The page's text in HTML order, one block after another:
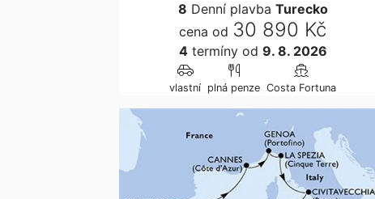
8 Denní plavba Turecko
cena od 30 890 Kč
4termínyod 9. 8. 2026
vlastní plná penze Costa Fortuna